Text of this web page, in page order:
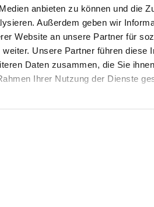
anbieten zu können und die
Außerdem geben wir
Website an unsere Partner für
Unsere Partner führen diese
Daten zusammen, die Sie
Ihrer Nutzung der Dienste